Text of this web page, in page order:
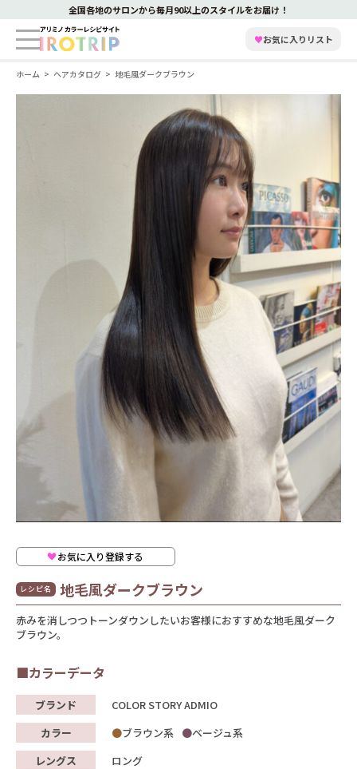
全国各地のサロンから毎月90以上のスタイルをお届け！
♥お気に入りリスト
ホーム ヘアカタログ 地毛風ダークブラウン
お気に入り登録する
レシピ名 地毛風ダークブラウン
赤みを消しつつトーンダウンしたいお客様におすすめな地毛風ダーク
ブラウン。
■カラーデータ
ブランド
COLOR STORY ADMIO
カラー
ブラウン系
ベージュ系
レングス
ロング